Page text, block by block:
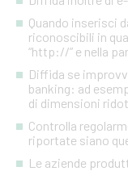
Quando inserisci
riconoscibili in
“http://” e nella
Diffida se
banking: ad
di dimensioni
Controlla
riportate siano
Le aziende